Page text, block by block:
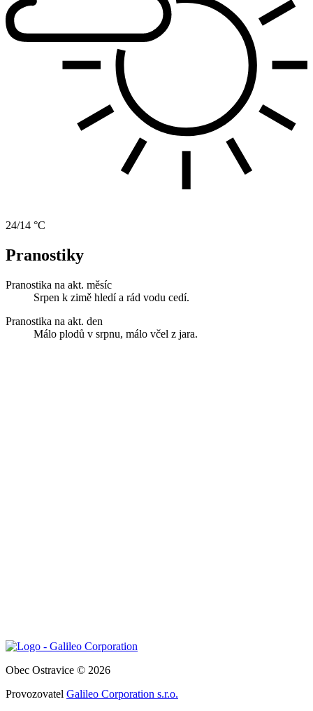
24/14 °C
Pranostiky
Pranostika na akt. měsíc
Srpen k zimě hledí a rád vodu cedí.
Pranostika na akt. den
Málo plodů v srpnu, málo včel z jara.
Obec Ostravice © 2026
Provozovatel Galileo Corporation s.r.o.